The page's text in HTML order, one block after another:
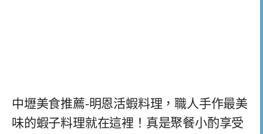
中壢美食推薦-明恩活蝦料理，職人手作最美
味的蝦子料理就在這裡！真是聚餐小酌享受